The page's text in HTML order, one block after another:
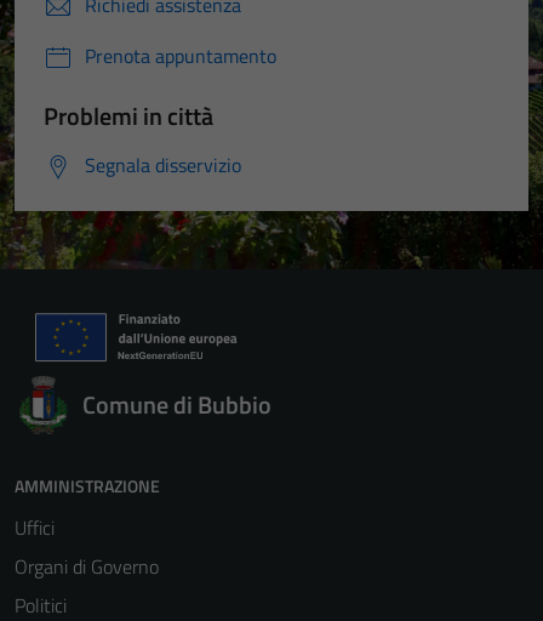
Prenota appuntamento
Problemi in città
Segnala disservizio
Comune di Bubbio
AMMINISTRAZIONE
Uffici
Organi di Governo
Politici